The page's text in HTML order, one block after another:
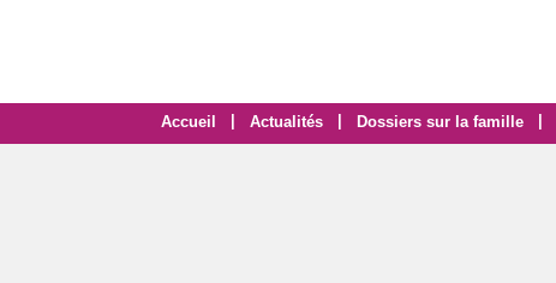
Accueil Actualités Dossiers sur la famille